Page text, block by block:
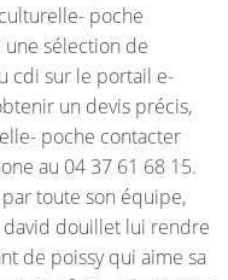
poche
sélection de
cdi sur le portail e-
un devis précis,
poche contacter
au 04 37 61 68 15.
toute son équipe,
david douillet lui rendre
de poissy qui aime sa